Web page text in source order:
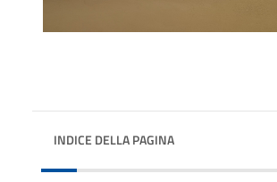
INDICE DELLA PAGINA